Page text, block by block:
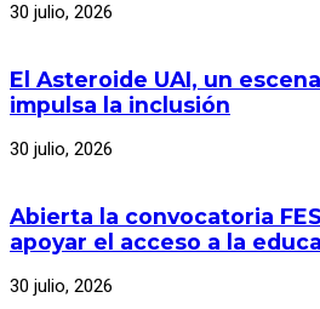
30 julio, 2026
El Asteroide UAI, un
impulsa la inclusión
30 julio, 2026
Abierta la convocatoria
apoyar el acceso a la
30 julio, 2026